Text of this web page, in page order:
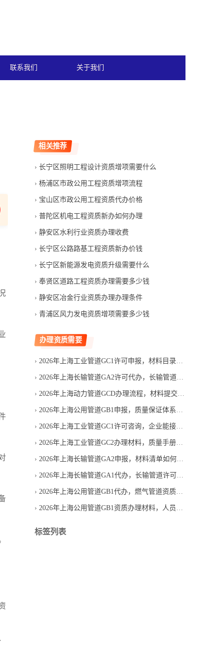
联系我们 关于我们
相关推荐
长宁区照明工程设计资质增项需要什么
杨浦区市政公用工程资质增项流程
宝山区市政公用工程资质代办价格
普陀区机电工程资质新办如何办理
静安区水利行业资质办理收费
长宁区公路路基工程资质新办价钱
长宁区新能源发电资质升级需要什么
奉贤区道路工程资质办理需要多少钱
静安区冶金行业资质办理办理条件
青浦区风力发电资质增项需要多少钱
办理资质需要
2026年上海工业管道GC1许可申报，材料目录应如何逐项核对
2026年上海长输管道GA2许可代办，长输管道服务机构哪家靠谱
2026年上海动力管道GCD办理流程，材料提交后如何推进
2026年上海公用管道GB1申报，质量保证体系如何搭建
2026年上海工业管道GC1许可咨询，企业能接哪些工艺管道工程
2026年上海工业管道GC2办理材料，质量手册怎么准备
2026年上海长输管道GA2申报，材料清单如何避免漏项
2026年上海长输管道GA1代办，长输管道许可服务怎么选
2026年上海公用管道GB1代办，燃气管道资质新办找机构要问什么
2026年上海公用管道GB1资质办理材料，人员证书如何匹配
标签列表